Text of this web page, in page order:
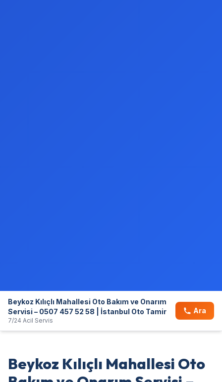
Beykoz Kılıçlı Mahallesi Oto Bakım ve Onarım
Servisi – 0507 457 52 58 | İstanbul Oto Tamir
7/24 Acil Servis
Ara
Beykoz Kılıçlı Mahallesi Oto